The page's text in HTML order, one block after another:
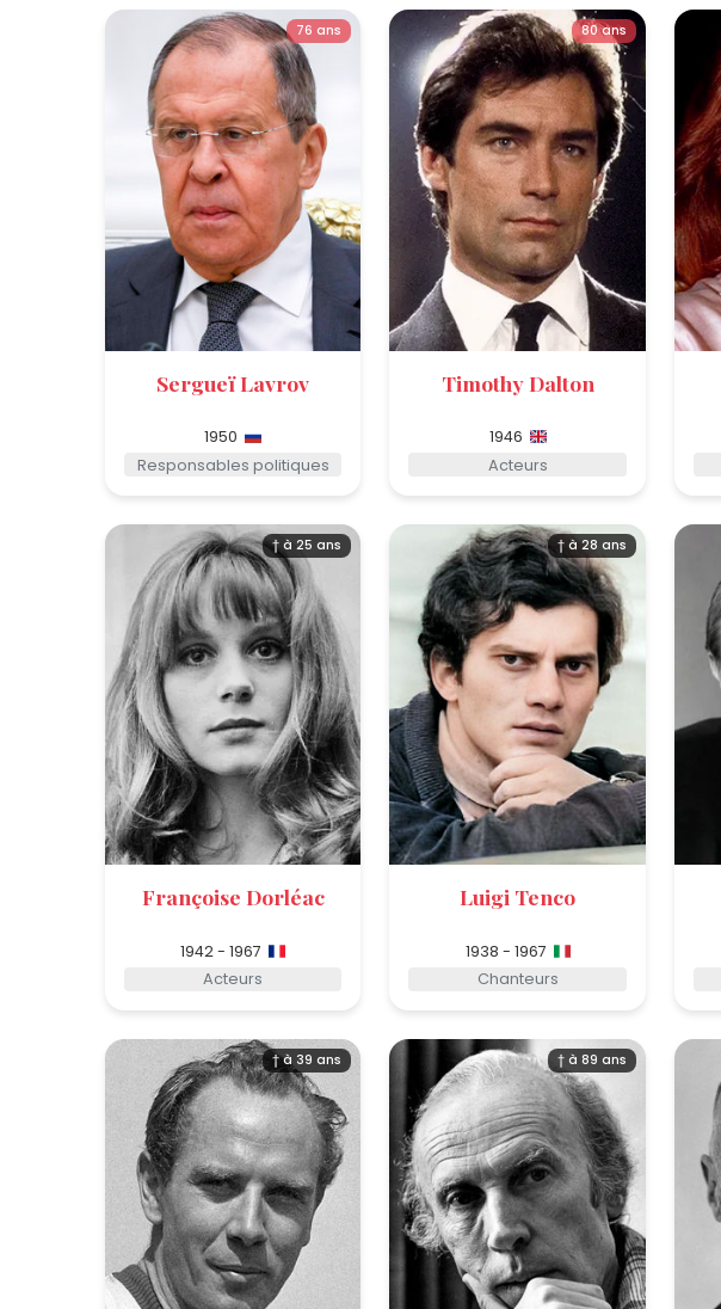
76 ans
Sergueï Lavrov
1950
Responsables politiques
80 ans
Timothy Dalton
1946
Acteurs
† à 25 ans
Françoise Dorléac
1942 - 1967
Acteurs
† à 28 ans
Luigi Tenco
1938 - 1967
Chanteurs
† à 39 ans † à 89 ans